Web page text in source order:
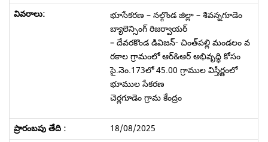
భూసేకరణ – నల్గొండ జిల్లా – శివన్నగూడెం
బ్యాలెన్సింగ్ రిజర్వాయర్
– దేవరకొండ డివిజన్- చింత్‌పల్లి మండలం వ
రకాల గ్రామంలో ఆర్&ఆర్ అభివృద్ధి కోసం
సై.నెం.173లో 45.00 గ్రాముల విస్తీర్ణంలో
భూముల సేకరణ
చెర్లగూడెం గ్రామ కేంద్రం
18/08/2025